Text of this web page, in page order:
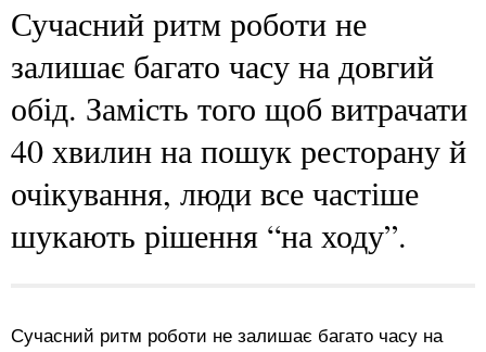
Сучасний ритм роботи не
залишає багато часу на довгий
обід. Замість того щоб витрачати
40 хвилин на пошук ресторану й
очікування, люди все частіше
шукають рішення “на ходу”.
Сучасний ритм роботи не залишає багато часу на